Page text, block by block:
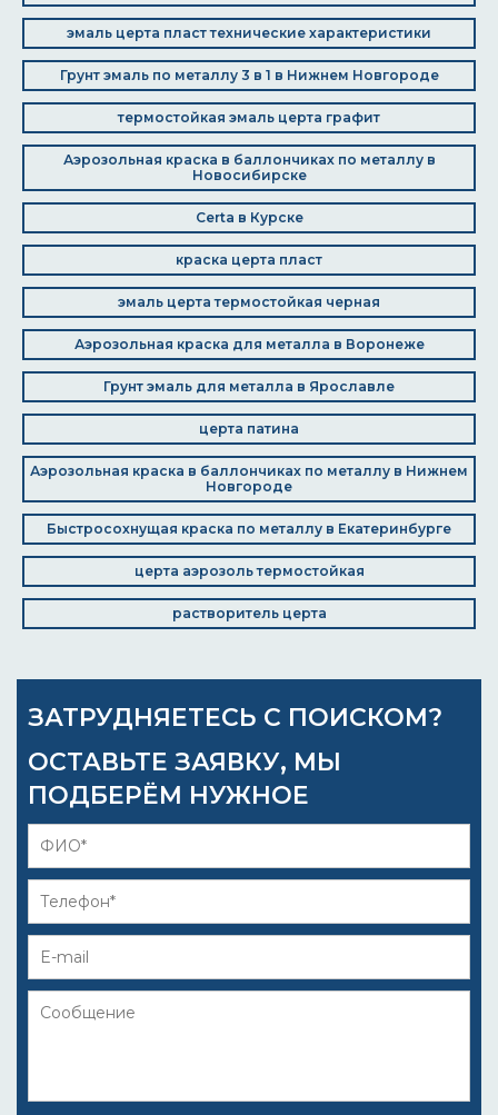
эмаль церта пласт технические характеристики
Грунт эмаль по металлу 3 в 1 в Нижнем Новгороде
термостойкая эмаль церта графит
Аэрозольная краска в баллончиках по металлу в
Новосибирске
Certa в Курске
краска церта пласт
эмаль церта термостойкая черная
Аэрозольная краска для металла в Воронеже
Грунт эмаль для металла в Ярославле
церта патина
Аэрозольная краска в баллончиках по металлу в Нижнем
Новгороде
Быстросохнущая краска по металлу в Екатеринбурге
церта аэрозоль термостойкая
растворитель церта
ЗАТРУДНЯЕТЕСЬ С ПОИСКОМ?
ОСТАВЬТЕ ЗАЯВКУ, МЫ
ПОДБЕРЁМ НУЖНОЕ